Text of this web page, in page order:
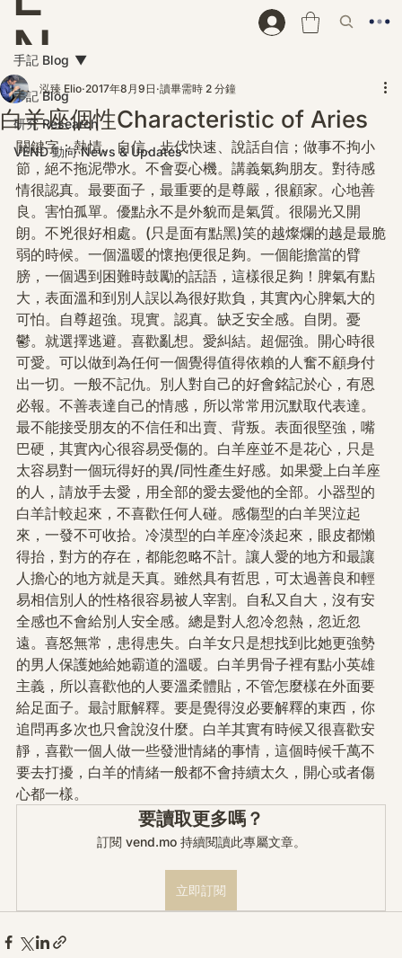
N
D
手記 Blog
研究 Research
VEND 動向 News & Updates
手記 Blog
白羊座個性Characteristic of Aries
泓臻 Elio 2017年8月9日 讀畢需時 2 分鐘
關鍵字：熱情、自信、步伐快速、說話自信；做事不拘小
節，絕不拖泥帶水。不會耍心機。講義氣夠朋友。對待感
情很認真。最要面子，最重要的是尊嚴，很顧家。心地善
良。害怕孤單。優點永不是外貌而是氣質。很陽光又開
朗。不兇很好相處。(只是面有點黑)笑的越燦爛的越是最脆
弱的時候。一個溫暖的懷抱便很足夠。一個能擔當的臂
膀，一個遇到困難時鼓勵的話語，這樣很足夠！脾氣有點
大，表面溫和到別人誤以為很好欺負，其實內心脾氣大的
可怕。自尊超強。現實。認真。缺乏安全感。自閉。憂
鬱。就選擇逃避。喜歡亂想。愛糾結。超倔強。開心時很
可愛。可以做到為任何一個覺得值得依賴的人奮不顧身付
出一切。一般不記仇。別人對自己的好會銘記於心，有恩
必報。不善表達自己的情感，所以常常用沉默取代表達。
最不能接受朋友的不信任和出賣、背叛。表面很堅強，嘴
巴硬，其實內心很容易受傷的。白羊座並不是花心，只是
太容易對一個玩得好的異/同性產生好感。如果愛上白羊座
的人，請放手去愛，用全部的愛去愛他的全部。小器型的
白羊計較起來，不喜歡任何人碰。感傷型的白羊哭泣起
來，一發不可收拾。冷漠型的白羊座冷淡起來，眼皮都懶
得抬，對方的存在，都能忽略不計。讓人愛的地方和最讓
人擔心的地方就是天真。雖然具有哲思，可太過善良和輕
易相信別人的性格很容易被人宰割。自私又自大，沒有安
全感也不會給別人安全感。總是對人忽冷忽熱，忽近忽
遠。喜怒無常，患得患失。白羊女只是想找到比她更強勢
的男人保護她給她霸道的溫暖。白羊男骨子裡有點小英雄
主義，所以喜歡他的人要溫柔體貼，不管怎麼樣在外面要
給足面子。最討厭解釋。要是覺得沒必要解釋的東西，你
追問再多次也只會說沒什麼。白羊其實有時候又很喜歡安
靜，喜歡一個人做一些發泄情緒的事情，這個時候千萬不
要去打擾，白羊的情緒一般都不會持續太久，開心或者傷
心都一樣。
要讀取更多嗎？
訂閱 vend.mo 持續閱讀此專屬文章。
立即訂閱